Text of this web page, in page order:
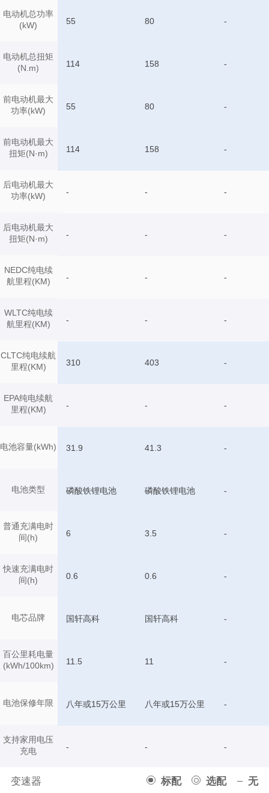
电动机总功率
(kW)
电动机总扭矩
(N.m)
前电动机最大
功率(kW)
前电动机最大
扭矩(N·m)
后电动机最大
功率(kW)
后电动机最大
扭矩(N·m)
NEDC纯电续
航里程(KM)
WLTC纯电续
航里程(KM)
CLTC纯电续航
里程(KM)
EPA纯电续航
里程(KM)
电池容量(kWh)
电池类型
普通充满电时
间(h)
快速充满电时
间(h)
电芯品牌
百公里耗电量
(kWh/100km)
电池保修年限
支持家用电压
充电
变速器 标配 选配 无
55 80 -
114 158 -
55 80 -
114 158 -
- - -
- - -
- - -
- - -
310 403 -
- - -
31.9 41.3 -
磷酸铁锂电池 磷酸铁锂电池 -
6 3.5 -
0.6 0.6 -
国轩高科 国轩高科 -
11.5 11 -
八年或15万公里 八年或15万公里 -
- - -